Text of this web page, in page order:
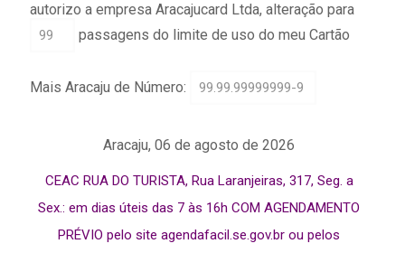
autorizo a empresa Aracajucard Ltda, alteração para
passagens do limite de uso do meu Cartão
Mais Aracaju de Número:
Aracaju, 06 de agosto de 2026
CEAC RUA DO TURISTA, Rua Laranjeiras, 317, Seg. a
Sex.: em dias úteis das 7 às 16h COM AGENDAMENTO
PRÉVIO pelo siteagendafacil.se.gov.br ou pelos